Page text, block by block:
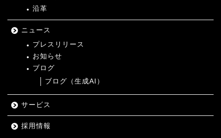
沿革
ニュース
プレスリリース
お知らせ
ブログ
ブログ（生成AI）
サービス
採用情報